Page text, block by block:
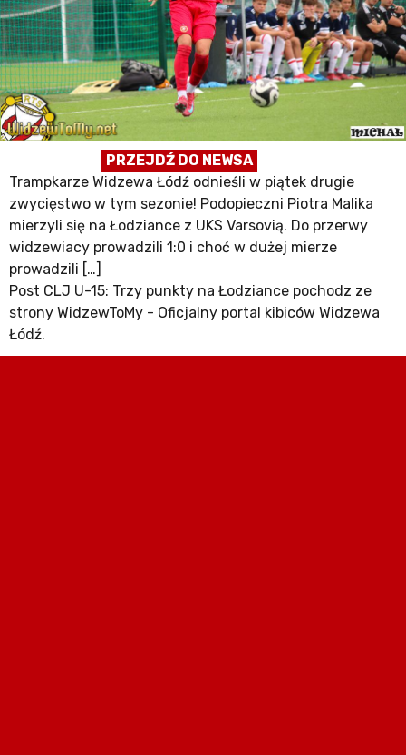
PRZEJDŹ DO NEWSA
Trampkarze Widzewa Łódź odnieśli w piątek drugie
zwycięstwo w tym sezonie! Podopieczni Piotra Malika
mierzyli się na Łodziance z UKS Varsovią. Do przerwy
widzewiacy prowadzili 1:0 i choć w dużej mierze
prowadzili […]
Post CLJ U-15: Trzy punkty na Łodziance pochodz ze
strony WidzewToMy - Oficjalny portal kibiców Widzewa
Łódź.